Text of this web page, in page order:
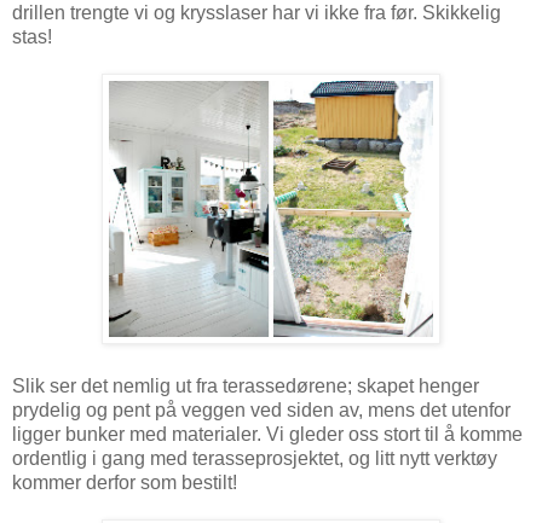
drillen trengte vi og krysslaser har vi ikke fra før. Skikkelig
stas!
Slik ser det nemlig ut fra terassedørene; skapet henger
prydelig og pent på veggen ved siden av, mens det utenfor
ligger bunker med materialer. Vi gleder oss stort til å komme
ordentlig i gang med terasseprosjektet, og litt nytt verktøy
kommer derfor som bestilt!